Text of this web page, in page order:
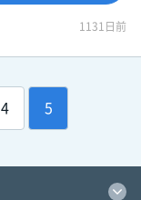
1131日前
4 5